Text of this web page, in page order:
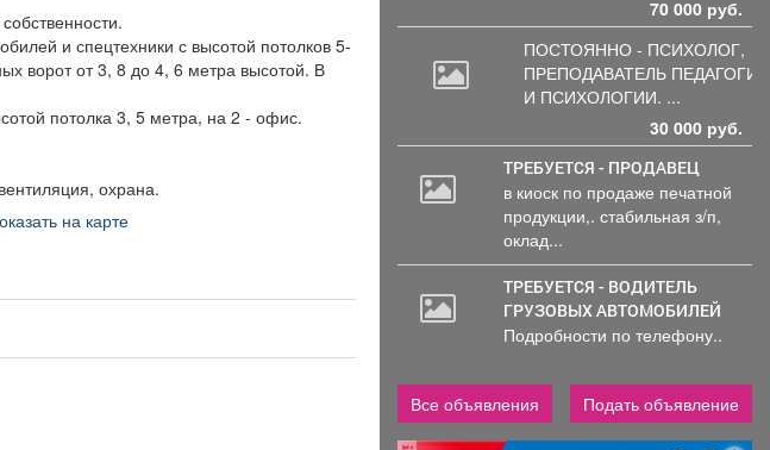
-Выполнение
отдельных поручений
Условия: График:
оформления: Трудовой
бизнес и туризм Смены:
и спецтехники с высотой потолков 5-
ворот от 3, 8 до 4, 6 метра высотой. В
потолка 3, 5 метра, на 2 - офис.
охрана.
на карте
70 000 руб.
ПОСТОЯННО - ПСИХОЛОГ,
ПРЕПОДАВАТЕЛЬ
И ПСИХОЛОГИИ. ...
30 000 руб.
ТРЕБУЕТСЯ - ПРОДАВЕЦ
в киоск по продаже печатной
продукции,. стабильная з/п,
оклад...
ТРЕБУЕТСЯ - ВОДИТЕЛЬ
ГРУЗОВЫХ АВТОМОБИЛЕЙ
Подробности по телефону..
Все объявления Подать объявление